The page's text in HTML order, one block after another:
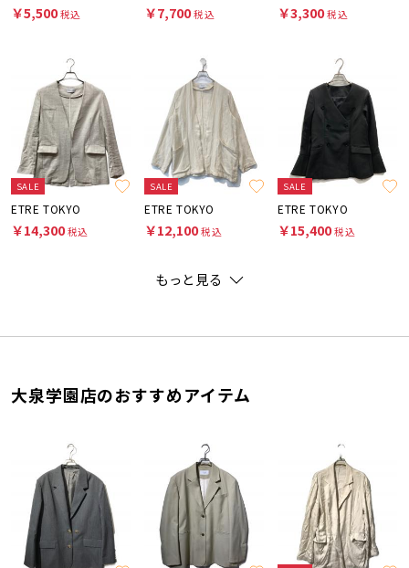
￥5,500税込 ￥7,700税込 ￥3,300税込
SALE
ETRE TOKYO
￥14,300税込
SALE
ETRE TOKYO
￥12,100税込
SALE
ETRE TOKYO
￥15,400税込
もっと見る
大泉学園店のおすすめアイテム